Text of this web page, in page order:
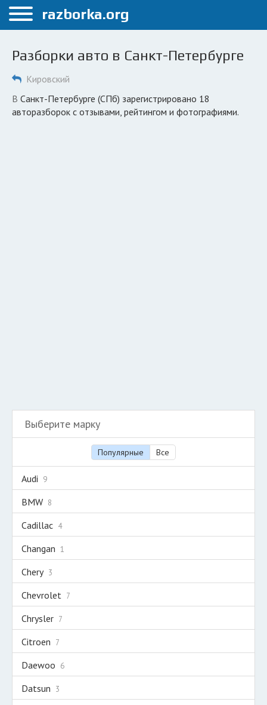
Меню
Санкт-Петербург
ПОЛЬЗОВАТЕЛЯМ
Каталог разборок
Разборки авто в Санкт-Петербурге
Кировский
в Санкт-Петербурге (СПб) зарегистрировано 18
авторазборок с отзывами, рейтингом и фотографиями.
Выберите марку
Популярные Все
Audi 9
BMW 8
Cadillac 4
Changan 1
Chery 3
Chevrolet 7
Chrysler 7
Citroen 7
Daewoo 6
Datsun 3
razborka.org